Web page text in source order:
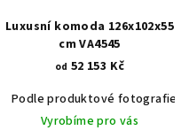
Bílá Bílá s patinou BT9001-A6
Luxusní komoda 126x102x55
cm VA4545
od 52 153 Kč
Podle produktové fotografie
Vyrobíme pro vás